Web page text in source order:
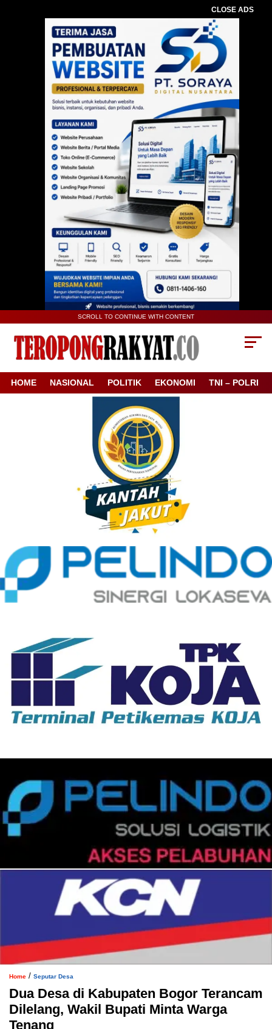
CLOSE ADS
SCROLL TO CONTINUE WITH CONTENT
HOME NASIONAL POLITIK EKONOMI TNI – POLRI
Home / Seputar Desa
Dua Desa di Kabupaten Bogor Terancam
Dilelang, Wakil Bupati Minta Warga
Tenang